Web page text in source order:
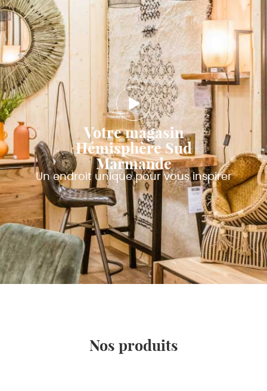
Votre magasin
Hémisphère Sud
Marmande
Un endroit unique pour vous inspirer
Nos produits